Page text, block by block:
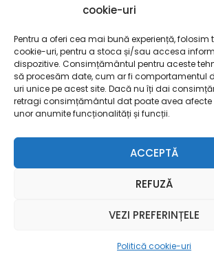
cookie-uri
Pentru a oferi cea mai bună experiență, folosim
cookie-uri, pentru a stoca și/sau accesa
dispozitive. Consimțământul pentru aceste
să procesăm date, cum ar fi comportamentul
uri unice pe acest site. Dacă nu îți dai
retragi consimțământul dat poate avea
unor anumite funcționalități și funcții.
ACCEPTĂ
REFUZĂ
VEZI PREFERINȚELE
Politică cookie-uri
(57)
Spiritualitate(19)
Toto(1)
Uncategorized(3)
| Created byAlphaByte
.Propulsată de